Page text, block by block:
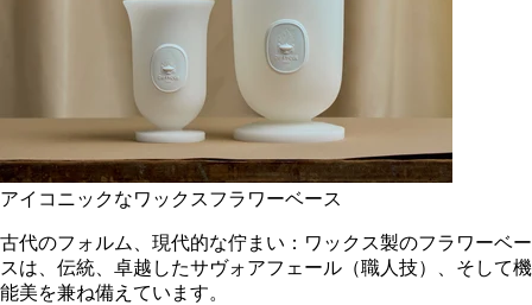
アイコニックなワックスフラワーベース
古代のフォルム、現代的な佇まい：ワックス製のフラワーベー
スは、伝統、卓越したサヴォアフェール（職人技）、そして機
能美を兼ね備えています。